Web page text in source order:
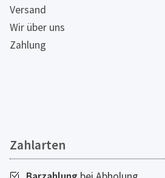
Versand
Wir über uns
Zahlung
Zahlarten